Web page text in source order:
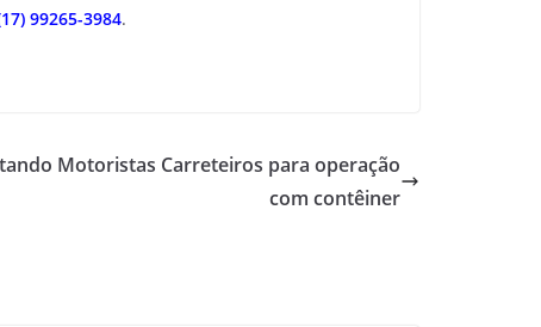
99265-3984.
Motoristas Carreteiros para operação
com contêiner